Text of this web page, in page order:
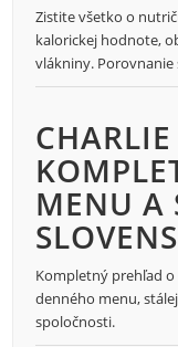
Zistite všetko o
kalorickej hodnote,
vlákniny.
MENU A
Kompletný prehľad o
denného menu,
spoločnosti.